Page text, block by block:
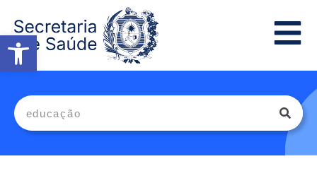
Abrir a barra de ferramentas